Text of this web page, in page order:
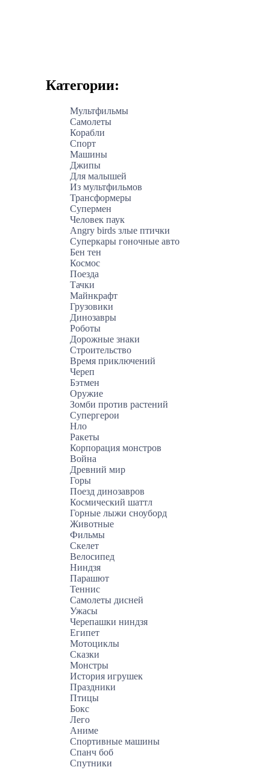
Категории:
Мультфильмы
Самолеты
Корабли
Спорт
Машины
Джипы
Для малышей
Из мультфильмов
Трансформеры
Супермен
Человек паук
Angry birds злые птички
Суперкары гоночные авто
Бен тен
Космос
Поезда
Тачки
Майнкрафт
Грузовики
Динозавры
Роботы
Дорожные знаки
Строительство
Время приключений
Череп
Бэтмен
Оружие
Зомби против растений
Супергерои
Нло
Ракеты
Корпорация монстров
Война
Древний мир
Горы
Поезд динозавров
Космический шаттл
Горные лыжи сноуборд
Животные
Фильмы
Скелет
Велосипед
Ниндзя
Парашют
Теннис
Самолеты дисней
Ужасы
Черепашки ниндзя
Египет
Мотоциклы
Сказки
Монстры
История игрушек
Праздники
Птицы
Бокс
Лего
Аниме
Спортивные машины
Спанч боб
Спутники